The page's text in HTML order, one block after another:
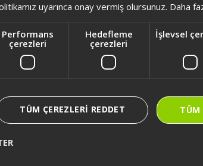
hangi renk yanar?
başvurulmalıdır?
kaç yıldır?
ne kadardır?
uyarınca onay vermiş olursunuz. Daha
Performans
çerezleri
Hedefleme
çerezleri
İşlevsel
TÜM
TÜM ÇEREZLERI REDDET